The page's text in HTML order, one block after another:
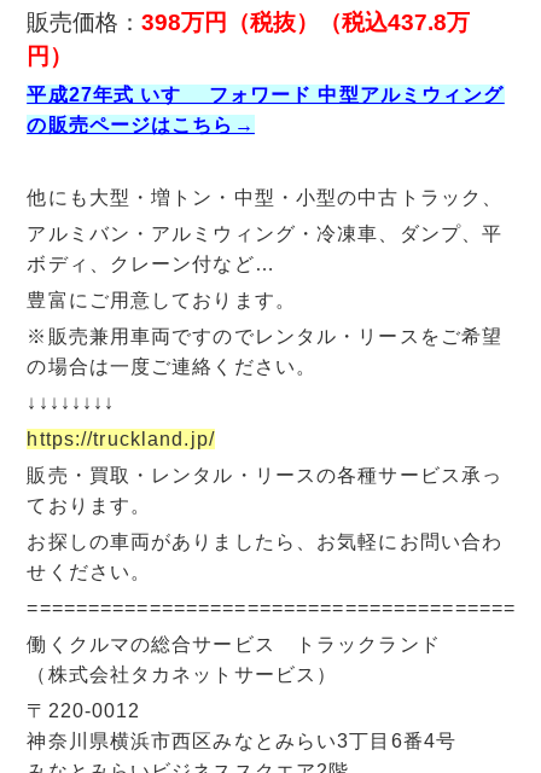
販売価格：398万円（税抜）（税込437.8万
円）
平成27年式 いすゞ フォワード 中型アルミウィング
の販売ページはこちら→
他にも大型・増トン・中型・小型の中古トラック、
アルミバン・アルミウィング・冷凍車、ダンプ、平
ボディ、クレーン付など…
豊富にご用意しております。
※販売兼用車両ですのでレンタル・リースをご希望
の場合は一度ご連絡ください。
↓↓↓↓↓↓↓↓
https://truckland.jp/
販売・買取・レンタル・リースの各種サービス承っ
ております。
お探しの車両がありましたら、お気軽にお問い合わ
せください。
=========================================
働くクルマの総合サービス トラックランド
（株式会社タカネットサービス）
〒220-0012
神奈川県横浜市西区みなとみらい3丁目6番4号